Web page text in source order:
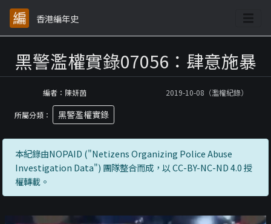
香港編年史
黑警濫權實錄07056：肆意施暴
編者：陳妍茵 2019-10-08（濫權紀錄）
所屬分類： 黑警濫權實錄
本紀錄由NOPAID ("Netizens Organizing Police Abuse
Investigation Data") 團隊整合而成，以 CC-BY-NC-ND 4.0 授
權轉載。